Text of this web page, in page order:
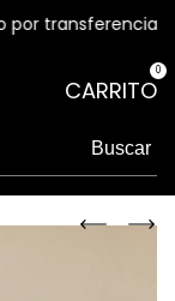
transferencia
CARRITO
0
Buscar